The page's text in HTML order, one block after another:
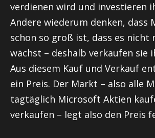
verdienen wird und investieren
Andere wiederum denken, dass
schon so groß ist, dass es nicht
wächst – deshalb verkaufen sie
Aus diesem Kauf und Verkauf
ein Preis. Der Markt – also alle
tagtäglich Microsoft Aktien
verkaufen – legt also den Preis